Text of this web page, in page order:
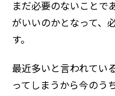
まだ必要のないことで
がいいのかとなって、
す。
最近多いと言われてい
ってしまうから今のう